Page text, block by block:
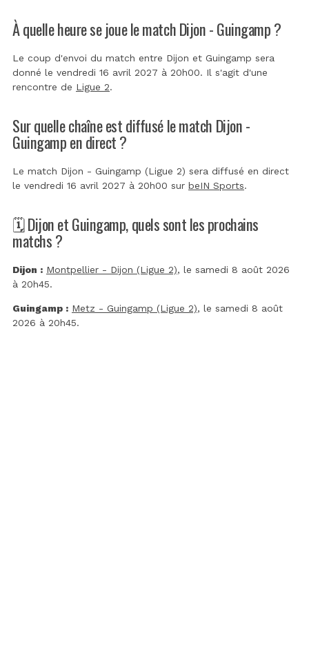
À quelle heure se joue le match Dijon - Guingamp ?
Le coup d'envoi du match entre Dijon et Guingamp sera
donné le vendredi 16 avril 2027 à 20h00. Il s'agit d'une
rencontre de Ligue 2.
Sur quelle chaîne est diffusé le match Dijon -
Guingamp en direct ?
Le match Dijon - Guingamp (Ligue 2) sera diffusé en direct
le vendredi 16 avril 2027 à 20h00 sur beIN Sports.
🗓️ Dijon et Guingamp, quels sont les prochains
matchs ?
Dijon : Montpellier - Dijon (Ligue 2), le samedi 8 août 2026
à 20h45.
Guingamp : Metz - Guingamp (Ligue 2), le samedi 8 août
2026 à 20h45.